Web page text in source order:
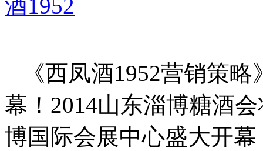
酒1952
《西凤酒1952营销策略
幕！2014山东淄博糖酒
博国际会展中心盛大开